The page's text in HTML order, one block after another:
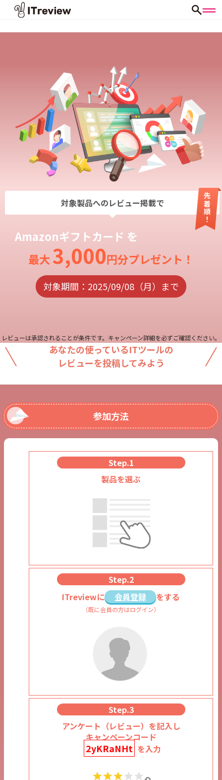
対象製品へのレビュー掲載で
Amazonギフトカード を
先着順！
最大 3,000円分プレゼント！
対象期間： 2025/09/08（月）まで
レビューは承認されることが条件です。キャンペーン詳細を必ずご確認ください。
あなたの使っているITツールの
レビューを投稿してみよう
参加方法
Step.1
製品を選ぶ
Step.2
ITreviewに
会員登録 をする
（既に会員の方はログイン）
Step.3
アンケート（レビュー）を記入し
キャンペーンコード
2yKRaNHt を入力